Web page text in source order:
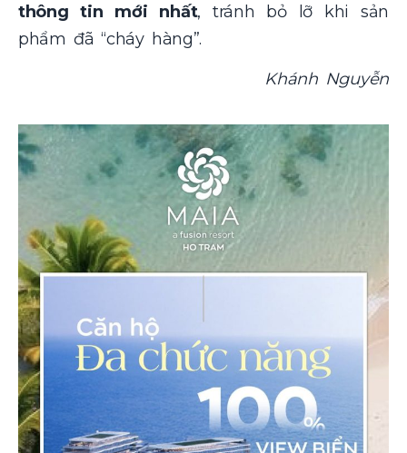
thông tin mới nhất, tránh bỏ lỡ khi sản
phẩm đã “cháy hàng”.
Khánh Nguyễn